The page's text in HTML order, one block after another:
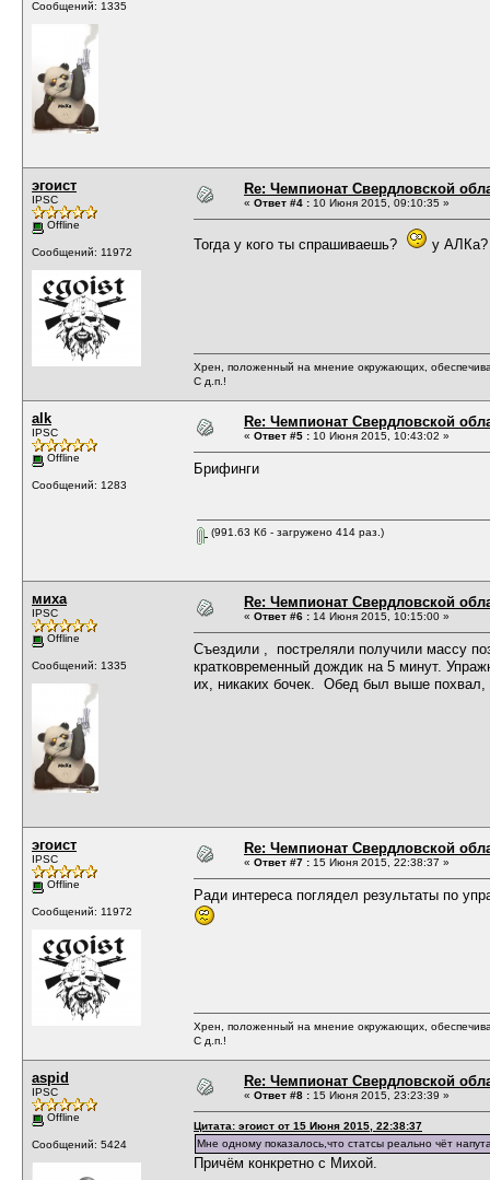
Сообщений: 1335
эгоист
IPSC
Offline
Сообщений: 11972
Re: Чемпионат Свердловской
« Ответ #4 : 10 Июня 2015, 09:10:35 »
Тогда у кого ты спрашиваешь? у АЛКа?
Хрен, положенный на мнение окружающих,
С д.п.!
alk
IPSC
Offline
Сообщений: 1283
Re: Чемпионат Свердловской
« Ответ #5 : 10 Июня 2015, 10:43:02 »
Брифинги
(991.63 Кб - загружено 414 раз.)
миха
IPSC
Offline
Сообщений: 1335
Re: Чемпионат Свердловской
« Ответ #6 : 14 Июня 2015, 10:15:00 »
Съездили , постреляли получили массу
кратковременный дождик на 5 минут.
их, никаких бочек. Обед был выше
эгоист
IPSC
Offline
Сообщений: 11972
Re: Чемпионат Свердловской
« Ответ #7 : 15 Июня 2015, 22:38:37 »
Ради интереса поглядел результаты по
Хрен, положенный на мнение окружающих,
С д.п.!
aspid
IPSC
Offline
Сообщений: 5424
Re: Чемпионат Свердловской
« Ответ #8 : 15 Июня 2015, 23:23:39 »
Цитата: эгоист от 15 Июня 2015, 22:38:37
Мне одному показалось,что статсы реально чёт
Причём конкретно с Михой.